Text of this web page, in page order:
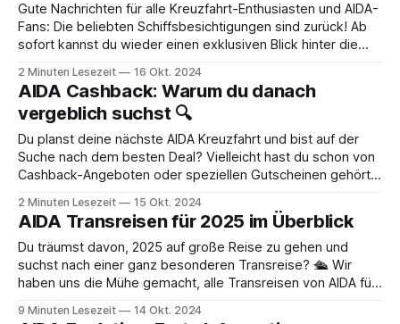
Gute Nachrichten für alle Kreuzfahrt-Enthusiasten und AIDA-
Fans: Die beliebten Schiffsbesichtigungen sind zurück! Ab
sofort kannst du wieder einen exklusiven Blick hinter die
hautnah erleben. Acht Schiffe, drei Häfen, unzählige
Möglichkeiten AIDA bietet dir die Chance, insgesamt acht
verschiedene Schiffe
2 Minuten Lesezeit 16 Okt. 2024
AIDA Cashback: Warum du danach
vergeblich suchst 🔍
Du planst deine nächste AIDA Kreuzfahrt und bist auf der
Suche nach dem besten Deal? Vielleicht hast du schon von
Cashback-Angeboten oder speziellen Gutscheinen gehört
Überraschung: Bei AIDA wirst du danach lange suchen
müssen! 🚢💰 Warum AIDA keine Cashback-Angebote
möchte AIDA
2 Minuten Lesezeit 15 Okt. 2024
AIDA Transreisen für 2025 im Überblick
Du träumst davon, 2025 auf große Reise zu gehen und
suchst nach einer ganz besonderen Transreise? 🛳️ Wir
haben uns die Mühe gemacht, alle Transreisen von AIDA für
So kannst du in Ruhe schauen, ob die passende Route für
9 Minuten Lesezeit 14 Okt. 2024